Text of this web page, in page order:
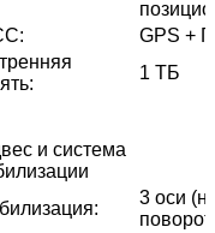
:
GPS +
:
1 ТБ
и система
:
3 оси